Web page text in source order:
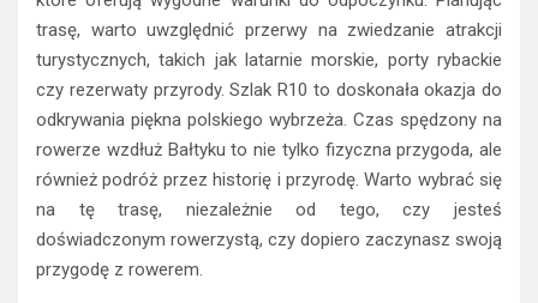
trasę, warto uwzględnić przerwy na zwiedzanie atrakcji
turystycznych, takich jak latarnie morskie, porty rybackie
czy rezerwaty przyrody. Szlak R10 to doskonała okazja do
odkrywania piękna polskiego wybrzeża. Czas spędzony na
rowerze wzdłuż Bałtyku to nie tylko fizyczna przygoda, ale
również podróż przez historię i przyrodę. Warto wybrać się
na tę trasę, niezależnie od tego, czy jesteś
doświadczonym rowerzystą, czy dopiero zaczynasz swoją
przygodę z rowerem.